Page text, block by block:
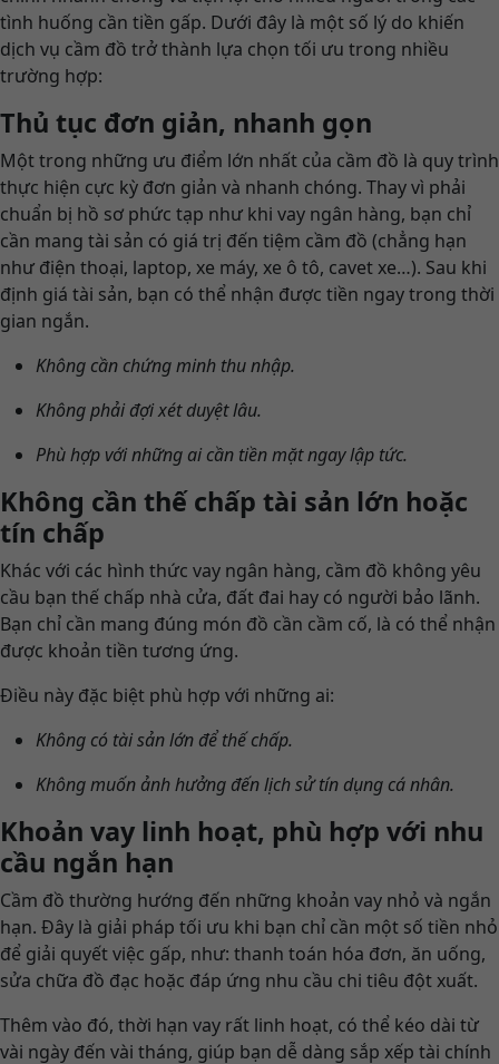
tình huống cần tiền gấp. Dưới đây là một số lý do khiến
dịch vụ cầm đồ trở thành lựa chọn tối ưu trong nhiều
trường hợp:
Thủ tục đơn giản, nhanh gọn
Một trong những ưu điểm lớn nhất của cầm đồ là quy trình
thực hiện cực kỳ đơn giản và nhanh chóng. Thay vì phải
chuẩn bị hồ sơ phức tạp như khi vay ngân hàng, bạn chỉ
cần mang tài sản có giá trị đến tiệm cầm đồ (chẳng hạn
như điện thoại, laptop, xe máy, xe ô tô, cavet xe…). Sau khi
định giá tài sản, bạn có thể nhận được tiền ngay trong thời
gian ngắn.
Không cần chứng minh thu nhập.
Không phải đợi xét duyệt lâu.
Phù hợp với những ai cần tiền mặt ngay lập tức.
Không cần thế chấp tài sản lớn hoặc
tín chấp
Khác với các hình thức vay ngân hàng, cầm đồ không yêu
cầu bạn thế chấp nhà cửa, đất đai hay có người bảo lãnh.
Bạn chỉ cần mang đúng món đồ cần cầm cố, là có thể nhận
được khoản tiền tương ứng.
Điều này đặc biệt phù hợp với những ai:
Không có tài sản lớn để thế chấp.
Không muốn ảnh hưởng đến lịch sử tín dụng cá nhân.
Khoản vay linh hoạt, phù hợp với nhu
cầu ngắn hạn
Cầm đồ thường hướng đến những khoản vay nhỏ và ngắn
hạn. Đây là giải pháp tối ưu khi bạn chỉ cần một số tiền nhỏ
để giải quyết việc gấp, như: thanh toán hóa đơn, ăn uống,
sửa chữa đồ đạc hoặc đáp ứng nhu cầu chi tiêu đột xuất.
Thêm vào đó, thời hạn vay rất linh hoạt, có thể kéo dài từ
vài ngày đến vài tháng, giúp bạn dễ dàng sắp xếp tài chính